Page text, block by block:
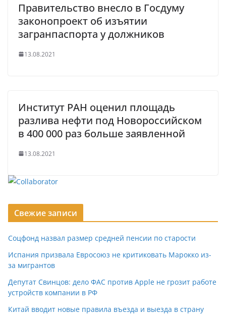
Правительство внесло в Госдуму
законопроект об изъятии
загранпаспорта у должников
13.08.2021
Институт РАН оценил площадь
разлива нефти под Новороссийском
в 400 000 раз больше заявленной
13.08.2021
Свежие записи
Соцфонд назвал размер средней пенсии по старости
Испания призвала Евросоюз не критиковать Марокко из-
за мигрантов
Депутат Свинцов: дело ФАС против Apple не грозит работе
устройств компании в РФ
Китай вводит новые правила въезда и выезда в страну